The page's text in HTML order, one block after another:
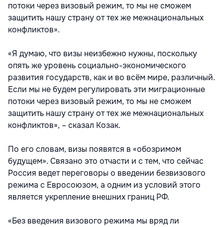
потоки через визовый режим, то мы не сможем
защитить нашу страну от тех же межнациональных
конфликтов».
«Я думаю, что визы неизбежно нужны, поскольку
опять же уровень социально-экономического
развития государств, как и во всём мире, различный.
Если мы не будем регулировать эти миграционные
потоки через визовый режим, то мы не сможем
защитить нашу страну от тех же межнациональных
конфликтов», – сказал Козак.
По его словам, визы появятся в «обозримом
будущем». Связано это отчасти и с тем, что сейчас
Россия ведет переговоры о введении безвизового
режима с Евросоюзом, а одним из условий этого
является укрепление внешних границ РФ.
«Без введения визового режима мы вряд ли